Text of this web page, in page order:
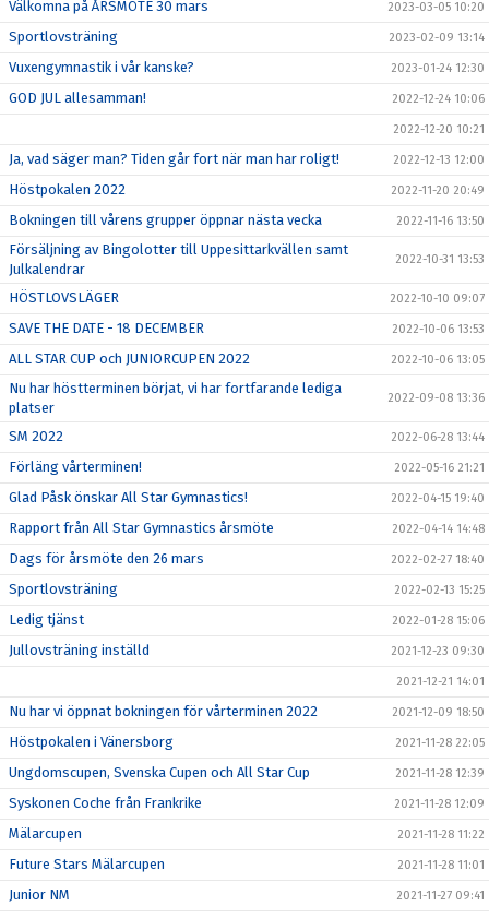
Välkomna på ÅRSMÖTE 30 mars 2023-03-05 10:20
Sportlovsträning 2023-02-09 13:14
Vuxengymnastik i vår kanske? 2023-01-24 12:30
GOD JUL allesamman! 2022-12-24 10:06
2022-12-20 10:21
Ja, vad säger man? Tiden går fort när man har roligt! 2022-12-13 12:00
Höstpokalen 2022 2022-11-20 20:49
Bokningen till vårens grupper öppnar nästa vecka 2022-11-16 13:50
Försäljning av Bingolotter till Uppesittarkvällen samt
Julkalendrar
2022-10-31 13:53
HÖSTLOVSLÄGER 2022-10-10 09:07
SAVE THE DATE - 18 DECEMBER 2022-10-06 13:53
ALL STAR CUP och JUNIORCUPEN 2022 2022-10-06 13:05
Nu har höstterminen börjat, vi har fortfarande lediga
platser
2022-09-08 13:36
SM 2022 2022-06-28 13:44
Förläng vårterminen! 2022-05-16 21:21
Glad Påsk önskar All Star Gymnastics! 2022-04-15 19:40
Rapport från All Star Gymnastics årsmöte 2022-04-14 14:48
Dags för årsmöte den 26 mars 2022-02-27 18:40
Sportlovsträning 2022-02-13 15:25
Ledig tjänst 2022-01-28 15:06
Jullovsträning inställd 2021-12-23 09:30
2021-12-21 14:01
Nu har vi öppnat bokningen för vårterminen 2022 2021-12-09 18:50
Höstpokalen i Vänersborg 2021-11-28 22:05
Ungdomscupen, Svenska Cupen och All Star Cup 2021-11-28 12:39
Syskonen Coche från Frankrike 2021-11-28 12:09
Mälarcupen 2021-11-28 11:22
Future Stars Mälarcupen 2021-11-28 11:01
Junior NM 2021-11-27 09:41